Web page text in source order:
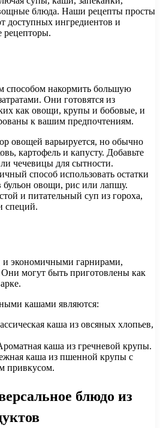
блюда. Наши рецепты просты
доступных ингредиентов и
рецепторы.
способом накормить большую
Они готовятся из
как овощи, крупы и бобовые, и
к вашим предпочтениям.
овощей варьируется, но обычно
картофель и капусту. Добавьте
чечевицы для сытности.
способ использовать остатки
бульон овощи, рис или лапшу.
и питательный суп из гороха,
специй.
экономичными гарнирами,
Они могут быть приготовлены как
кашами являются:
каша из овсяных хлопьев,
каша из гречневой крупы.
каша из пшенной крупы с
привкусом.
блюдо из